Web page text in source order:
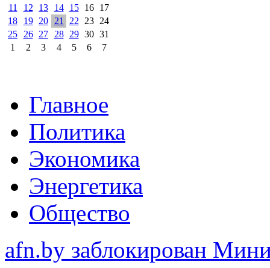
11
12 13 14 15 16
17
18
19 20 21 22 23
24
25
26 27 28 29 30 31
1
2 3 4 5 6 7
Главное
Политика
Экономика
Энергетика
Общество
afn.by заблокирован